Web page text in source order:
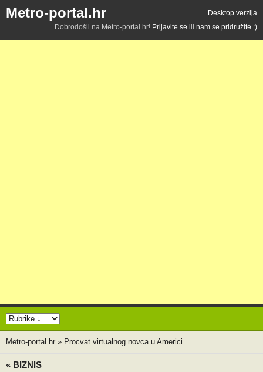
Metro-portal.hr
Desktop verzija
Dobrodošli na Metro-portal.hr! Prijavite se ili nam se pridružite :)
Metro-portal.hr » Procvat virtualnog novca u Americi
« BIZNIS